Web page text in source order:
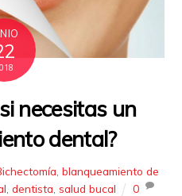
necesitas un
dental?
blanqueamiento de
,dentista ,salud bucal 0